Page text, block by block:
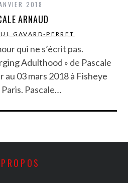
2018
ARNAUD
GAVARD-PERRET
qui ne s’écrit pas.
Adulthood » de Pascale
au 03 mars 2018 à Fisheye
Pascale…